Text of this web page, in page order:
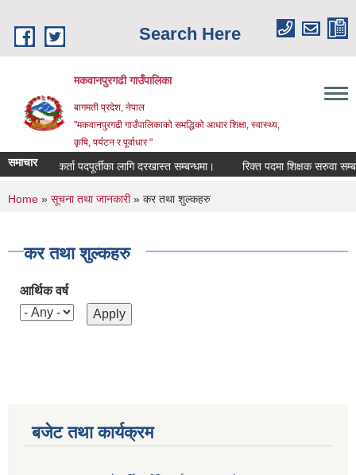
Search Here
मकवानपुरगढी गाउँपालिका
बागमती प्रदेश, नेपाल
"मकवानपुरगढी गाउँपालिकाको समद्धिको आधार शिक्षा, स्‍वास्‍थ्‍य,
कृषि, पर्यटन र पूर्वाधार "
समाचार
सहजकर्ता पदपूर्तीका लागि दरखास्त सम्बन्धमा। रिक्त पदमा शिक्षक सरुवा सम्बन्धमा।
You are here
Home » सूचना तथा जानकारी» कर तथा शुल्कहरु
कर तथा शुल्कहरु
आर्थिक वर्ष
बजेट तथा कार्यक्रम